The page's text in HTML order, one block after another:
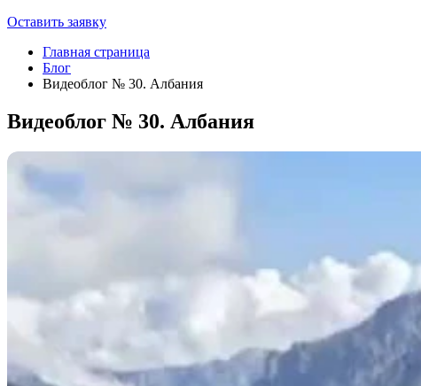
Оставить заявку
Главная страница
Блог
Видеоблог № 30. Албания
Видеоблог № 30. Албания